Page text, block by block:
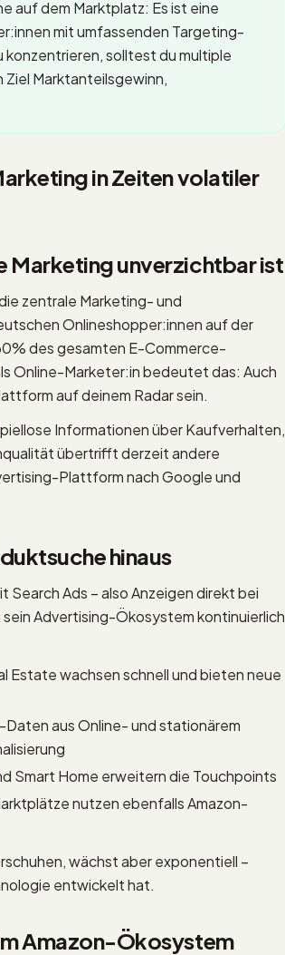
auf dem Marktplatz: Es ist eine
mit umfassenden Targeting-
solltest du multiple
Ziel Marktanteilsgewinn,
in Zeiten volatiler
Marketing unverzichtbar ist
zentrale Marketing- und
Onlineshopper:innen auf der
des gesamten E-Commerce-
Online-Marketer:in bedeutet das: Auch
auf deinem Radar sein.
Informationen über Kaufverhalten,
übertrifft derzeit andere
Plattform nach Google und
hinaus
Ads – also Anzeigen direkt bei
Advertising-Ökosystem kontinuierlich
Estate wachsen schnell und bieten neue
Daten aus Online- und stationärem
Smart Home erweitern die Touchpoints
nutzen ebenfalls Amazon-
wächst aber exponentiell –
entwickelt hat.
Amazon-Ökosystem